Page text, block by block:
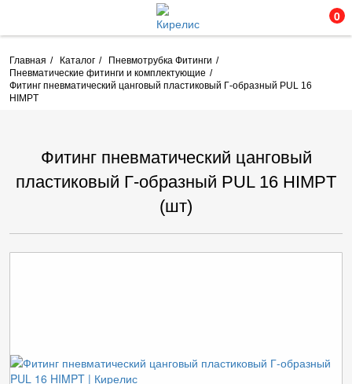
0
Главная Каталог
Пневмотрубка Фитинги
Пневматические фитинги и комплектующие
Фитинг пневматический цанговый пластиковый Г-образный PUL 16
HIMPT
Фитинг пневматический цанговый
пластиковый Г-образный PUL 16 HIMPT
(шт)